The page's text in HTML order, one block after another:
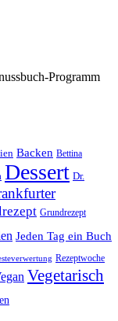
Programm
Backen Bettina
Dessert Dr.
Grundrezept
Jeden Tag ein Buch
Rezeptwoche
Vegetarisch